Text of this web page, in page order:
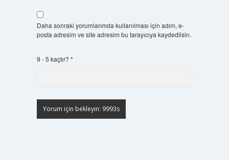
Daha sonraki yorumlarımda kullanılması için adım, e-
posta adresim ve site adresim bu tarayıcıya kaydedilsin.
9 - 5 kaçtır? *